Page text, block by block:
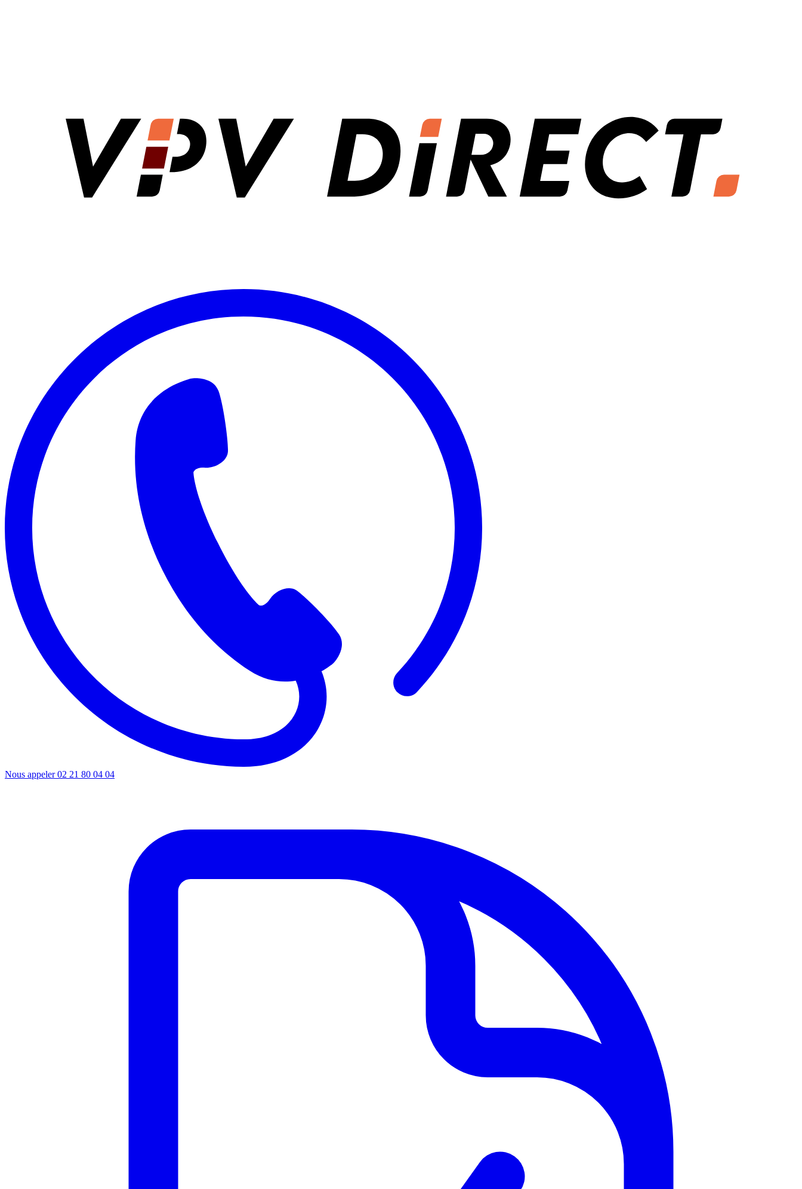
Nous appeler 02 21 80 04 04